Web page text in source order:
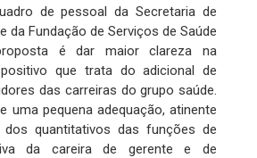
de pessoal da Secretaria de
da Fundação de Serviços de Saúde
é dar maior clareza na
que trata do adicional de
das carreiras do grupo saúde.
uma pequena adequação, atinente
dos quantitativos das funções de
da careira de gerente e de